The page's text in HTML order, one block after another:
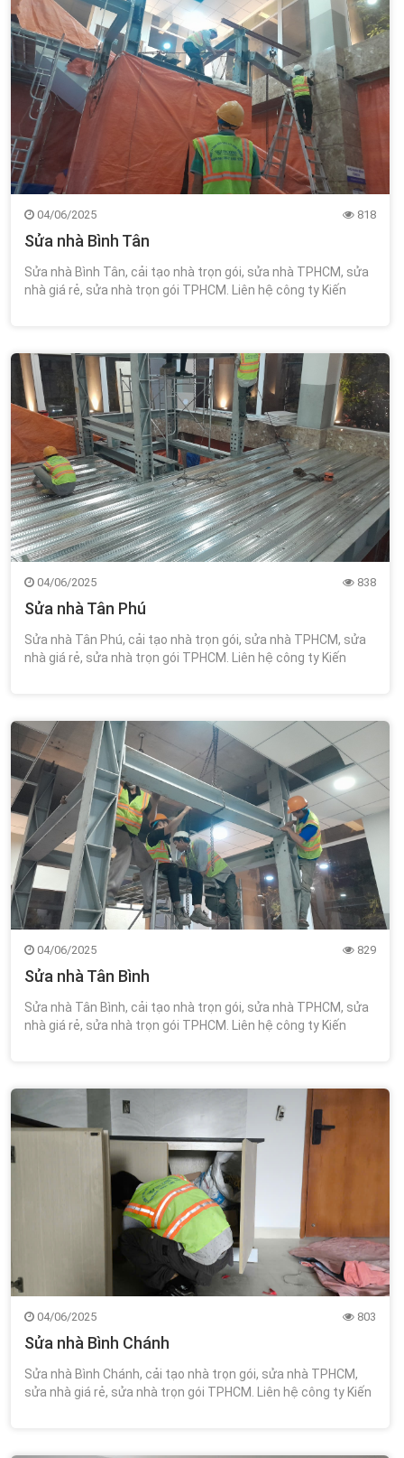
04/06/2025 818
Sửa nhà Bình Tân
Sửa nhà Bình Tân, cải tạo nhà trọn gói, sửa nhà TPHCM, sửa
nhà giá rẻ, sửa nhà trọn gói TPHCM. Liên hệ công ty Kiến
04/06/2025 838
Sửa nhà Tân Phú
Sửa nhà Tân Phú, cải tạo nhà trọn gói, sửa nhà TPHCM, sửa
nhà giá rẻ, sửa nhà trọn gói TPHCM. Liên hệ công ty Kiến
04/06/2025 829
Sửa nhà Tân Bình
Sửa nhà Tân Bình, cải tạo nhà trọn gói, sửa nhà TPHCM, sửa
nhà giá rẻ, sửa nhà trọn gói TPHCM. Liên hệ công ty Kiến
04/06/2025 803
Sửa nhà Bình Chánh
Sửa nhà Bình Chánh, cải tạo nhà trọn gói, sửa nhà TPHCM,
sửa nhà giá rẻ, sửa nhà trọn gói TPHCM. Liên hệ công ty Kiến